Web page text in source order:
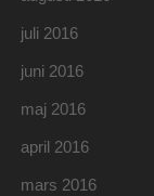
juli 2016
juni 2016
maj 2016
april 2016
mars 2016